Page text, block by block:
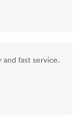
fast service.